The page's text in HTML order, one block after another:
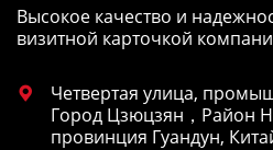
Высокое качество и
визитной карточкой

Четвертая улица,
Город Цзюцзян，Район
провинция Гуандун,